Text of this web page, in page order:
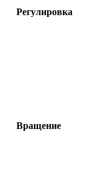
Регулировка
Вращение